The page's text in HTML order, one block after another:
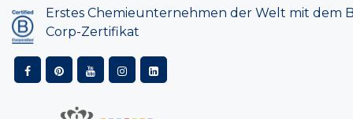
Erstes Chemieunternehmen der Welt mit dem
Corp-Zertifikat